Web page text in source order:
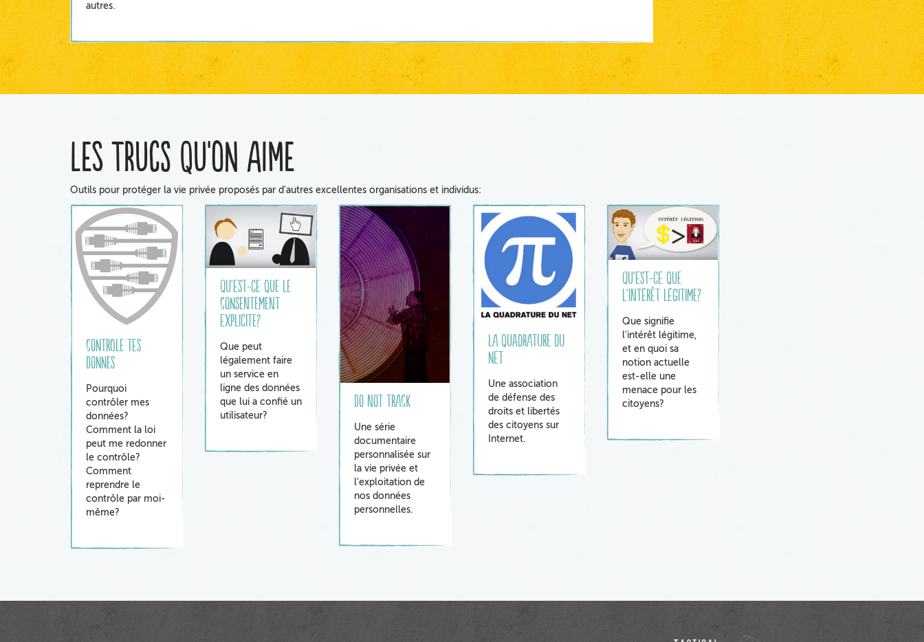
autres.
Les trucs qu'on aime
Outils pour protéger la vie privée proposés par d'autres excellentes organisations et individus:
controle tes
donnes
Pourquoi
contrôler mes
données?
Comment la loi
peut me redonner
le contrôle?
Comment
reprendre le
contrôle par moi-
même?
Qu'est-ce que le
consentement
explicite?
Que peut
légalement faire
un service en
ligne des données
que lui a confié un
utilisateur?
Do Not track
Une série
documentaire
personnalisée sur
la vie privée et
l'exploitation de
nos données
personnelles.
la quadrature du
net
Une association
de défense des
droits et libertés
des citoyens sur
Internet.
Qu'est-ce que
l'intérêt légitime?
Que signifie
l'intérêt légitime,
et en quoi sa
notion actuelle
est-elle une
menace pour les
citoyens?